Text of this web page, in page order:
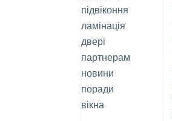
підвіконня
ламінація
двері
партнерам
новини
поради
вікна